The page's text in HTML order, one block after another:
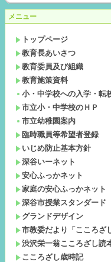
メニュー
トップページ
教育長あいさつ
教育委員及び組織
教育施策資料
小・中学校への入学・転
市立小・中学校のＨＰ
市立幼稚園案内
臨時職員等希望者登録
いじめ防止基本方針
深谷いーネット
安心ふっかネット
家庭の安心ふっかネット
深谷市授業スタンダード
グランドデザイン
市教委だより「こころざ
渋沢栄一翁こころざし読
こころざし歳時記